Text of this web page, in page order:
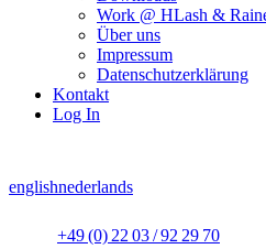
Work @ HLash &
Über uns
Impressum
Datenschutzerklärung
Kontakt
Log In
englishnederlands
+49 (0) 22 03 / 92 29 70